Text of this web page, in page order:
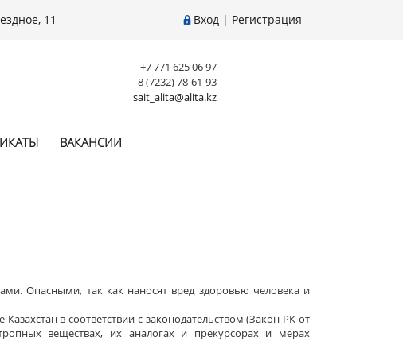
11 Вход | Регистрация
+7 771 625 06 97
8 (7232) 78-61-93
sait_alita@alita.kz
ВАКАНСИИ
Опасными, так как наносят вред здоровью человека и
в соответствии с законодательством (Закон РК от
веществах, их аналогах и прекурсорах и мерах